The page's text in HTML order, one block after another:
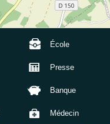
École
Presse
Banque
Médecin